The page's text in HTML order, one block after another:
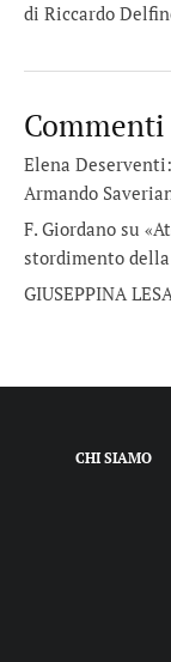
di Riccardo
Elena
Armando
F. Giordano su
stordimento
GIUSEPPINA
CHI SIAMO